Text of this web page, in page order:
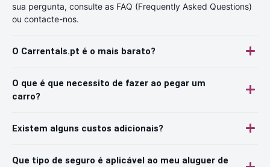
sua pergunta, consulte as FAQ (Frequently Asked Questions)
ou contacte-nos.
O Carrentals.pt é o mais barato?
O que é que necessito de fazer ao pegar um
carro?
Existem alguns custos adicionais?
Que tipo de seguro é aplicável ao meu aluguer de